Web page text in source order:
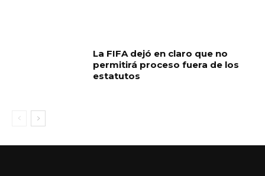
La FIFA dejó en claro que no
permitirá proceso fuera de los
estatutos